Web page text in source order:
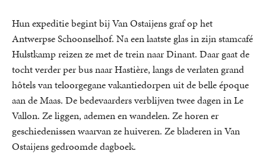
Hun expeditie begint bij Van Ostaijens graf op het
Antwerpse Schoonselhof. Na een laatste glas in zijn stamcafé
Hulstkamp reizen ze met de trein naar Dinant. Daar gaat de
tocht verder per bus naar Hastière, langs de verlaten grand
hôtels van teloorgegane vakantiedorpen uit de belle époque
aan de Maas. De bedevaarders verblijven twee dagen in Le
Vallon. Ze liggen, ademen en wandelen. Ze horen er
geschiedenissen waarvan ze huiveren. Ze bladeren in Van
Ostaijens gedroomde dagboek.